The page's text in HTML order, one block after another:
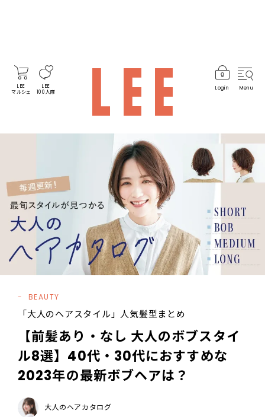
LEE
マルシェ
LEE
100人隊
Login Menu
BEAUTY
「大人のヘアスタイル」人気髪型まとめ
【前髪あり・なし 大人のボブスタイ
ル8選】40代・30代におすすめな
2023年の最新ボブヘアは？
大人のヘアカタログ